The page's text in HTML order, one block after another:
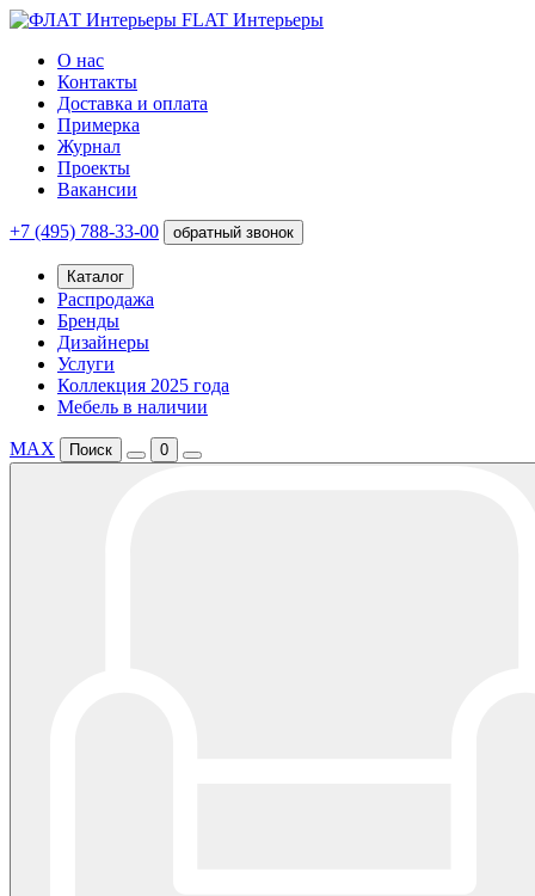
FLAT Интерьеры
О нас
Контакты
Доставка и оплата
Примерка
Журнал
Проекты
Вакансии
+7 (495) 788-33-00 обратный звонок
Каталог
Распродажа
Бренды
Дизайнеры
Услуги
Коллекция 2025 года
Мебель в наличии
MAX Поиск 0